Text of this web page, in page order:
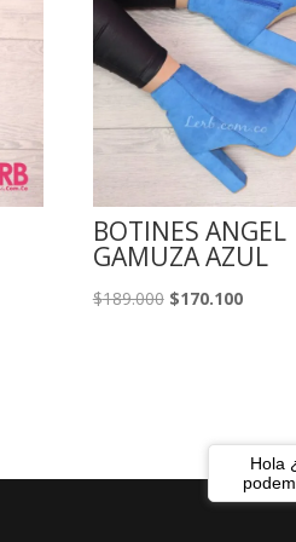
BOTINES ANGEL
GAMUZA AZUL
$189.000 El
$170.100El
Hola